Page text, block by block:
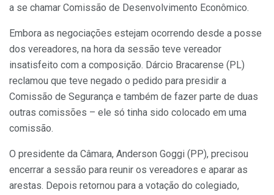
a se chamar Comissão de Desenvolvimento Econômico.
Embora as negociações estejam ocorrendo desde a posse
dos vereadores, na hora da sessão teve vereador
insatisfeito com a composição. Dárcio Bracarense (PL)
reclamou que teve negado o pedido para presidir a
Comissão de Segurança e também de fazer parte de duas
outras comissões – ele só tinha sido colocado em uma
comissão.
O presidente da Câmara, Anderson Goggi (PP), precisou
encerrar a sessão para reunir os vereadores e aparar as
arestas. Depois retornou para a votação do colegiado,